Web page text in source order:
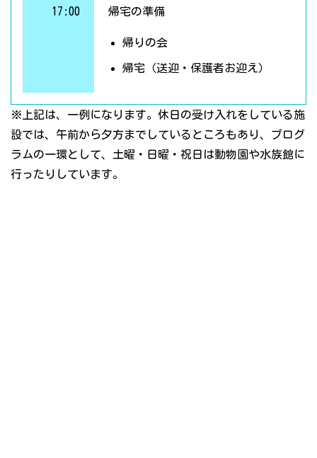
17:00 帰宅の準備
帰りの会
帰宅（送迎・保護者お迎え）
※上記は、一例になります。休日の受け入れをしている施
設では、午前から夕方までしているところもあり、プログ
ラムの一環として、土曜・日曜・祝日は動物園や水族館に
行ったりしています。